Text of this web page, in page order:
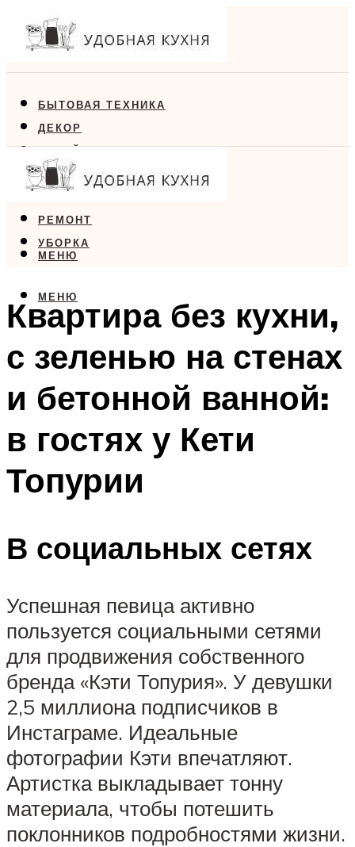
БЫТОВАЯ ТЕХНИКА
ДЕКОР
ДИЗАЙН
ЕДА
РЕМОНТ
УБОРКА
МЕНЮ
МЕНЮ
Квартира без кухни,
с зеленью на стенах
и бетонной ванной:
в гостях у Кети
Топурии
В социальных сетях
Успешная певица активно
пользуется социальными сетями
для продвижения собственного
бренда «Кэти Топурия». У девушки
2,5 миллиона подписчиков в
Инстаграме. Идеальные
фотографии Кэти впечатляют.
Артистка выкладывает тонну
материала, чтобы потешить
поклонников подробностями жизни.